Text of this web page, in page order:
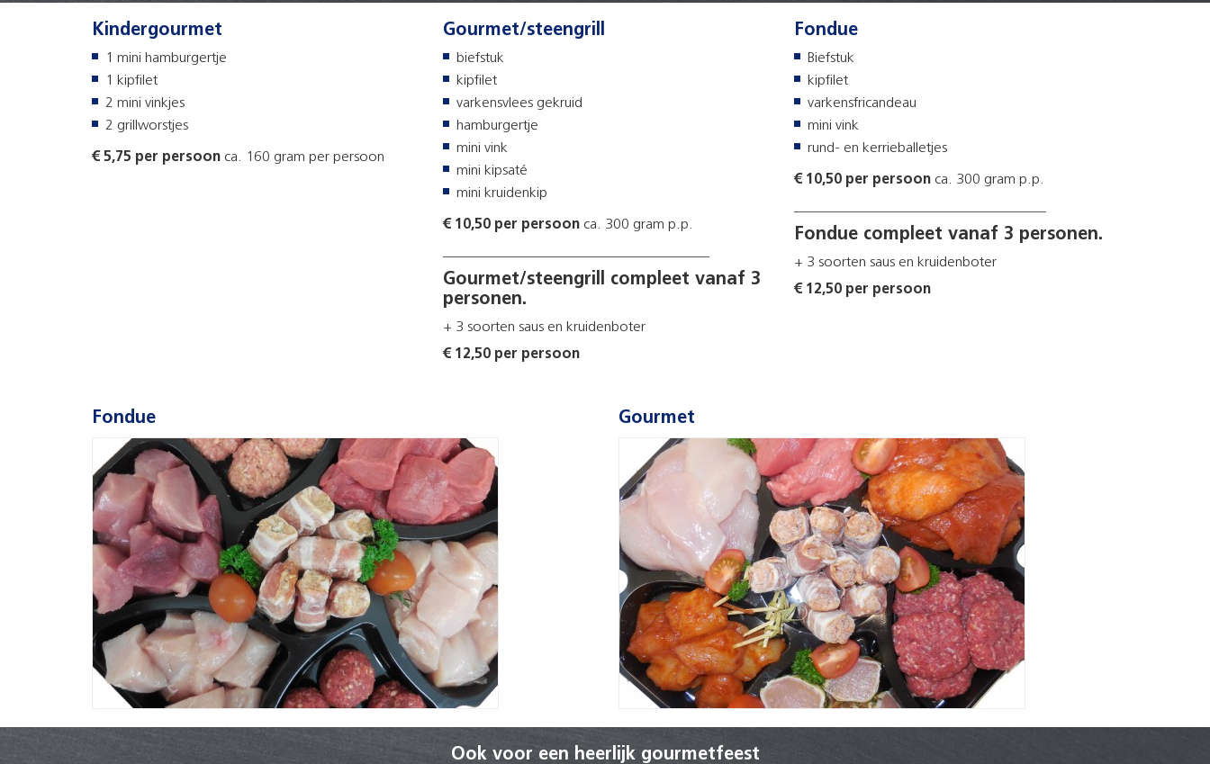
Kindergourmet
1 mini hamburgertje
1 kipfilet
2 mini vinkjes
2 grillworstjes
€ 5,75 per persoon ca. 160 gram per persoon
Gourmet/steengrill
biefstuk
kipfilet
varkensvlees gekruid
hamburgertje
mini vink
mini kipsaté
mini kruidenkip
€ 10,50 per persoon ca. 300 gram p.p.
Gourmet/steengrill compleet vanaf 3
personen.
+ 3 soorten saus en kruidenboter
€ 12,50 per persoon
Fondue
Biefstuk
kipfilet
varkensfricandeau
mini vink
rund- en kerrieballetjes
€ 10,50 per persoon ca. 300 gram p.p.
Fondue compleet vanaf 3 personen.
+ 3 soorten saus en kruidenboter
€ 12,50 per persoon
Fondue Gourmet
Ook voor een heerlijk gourmetfeest